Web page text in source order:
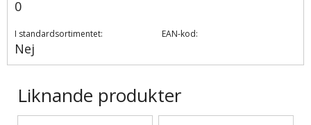
0
I standardsortimentet:
Nej
EAN-kod:
Liknande produkter